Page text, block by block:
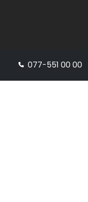
077-551 00 00